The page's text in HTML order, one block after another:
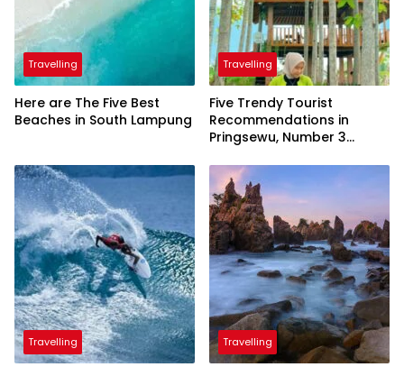
Travelling
Here are The Five Best
Beaches in South Lampung
Travelling
Five Trendy Tourist
Recommendations in
Pringsewu, Number 3
President
Travelling Travelling